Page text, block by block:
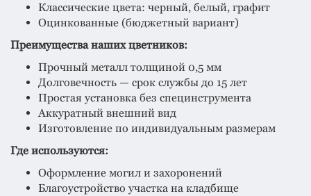
Классические цвета: черный, белый, графит
Оцинкованные (бюджетный вариант)
Преимущества наших цветников:
Прочный металл толщиной 0,5 мм
Долговечность — срок службы до 15 лет
Простая установка без специнструмента
Аккуратный внешний вид
Изготовление по индивидуальным размерам
Где используются:
Оформление могил и захоронений
Благоустройство участка на кладбище